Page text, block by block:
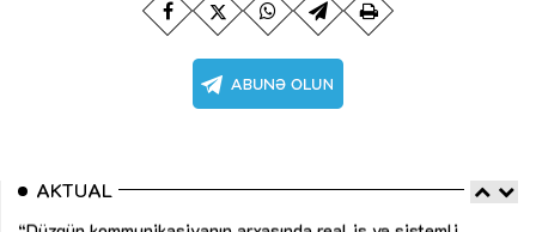
AKTUAL
Aytən Kərimova: “Məqsədimiz daha inklüziv iş mühiti
yaratmaq, çevik və öyrənən komanda formalaşdırmaqdır”
Azərbaycanda dövlət-özəl tərəfdaşlığı çərçivəsində həyata
Aydın Hüseynov: “Əsrin müqaviləsi” Azərbaycanın iqtisadi
suverenliyini təmin edən əsas dayaqlardandır”
MÜSAHİBƏ